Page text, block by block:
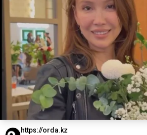
https://orda.kz